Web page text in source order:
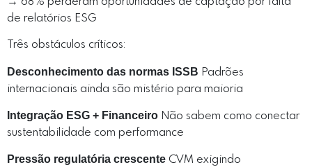
de relatórios ESG
Três obstáculos críticos:
Desconhecimento das normas ISSB Padrões
internacionais ainda são mistério para maioria
Integração ESG + Financeiro Não sabem como conectar
sustentabilidade com performance
Pressão regulatória crescente CVM exigindo